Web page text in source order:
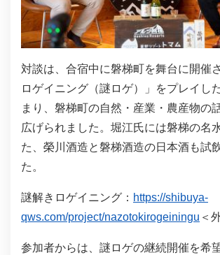
対談は、合宿中に磐梯町を舞台に開催
ロゲイニング（謎ロゲ）」をプレイし
まり、磐梯町の自然・産業・農産物の
広げられました。堀江氏には磐梯の名
た、榮川酒造と磐梯酒造の日本酒も試
た。
謎解きロゲイニング： https://shibuya-
qws.com/project/nazotokirogeiningu ＜
参加者からは、謎ロゲの継続開催を希